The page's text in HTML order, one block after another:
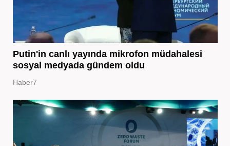
Putin'in canlı yayında mikrofon müdahalesi
sosyal medyada gündem oldu
Haber7